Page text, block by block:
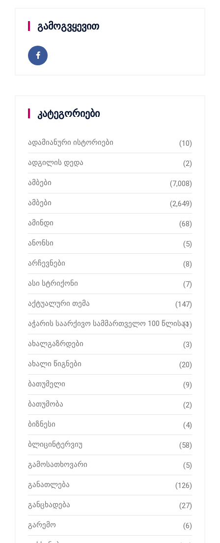
გამოგვყევით
კატეგორიები
ადამიანური ისტორიები (10)
ადგილის დედა (2)
ამბები (7,008)
ამბები (2,649)
ამინდი (68)
ანონსი (5)
არჩევნები (8)
ასი სტრიქონი (7)
აქტუალური თემა (147)
აჭარის საარქივო სამმართველო 100 წლისაა
(1)
ახალგაზრდები (3)
ახალი წიგნები (20)
ბათუმელი (9)
ბათუმობა (2)
ბიზნესი (4)
ბლიცინტერვიუ (58)
გამოსათხოვარი (5)
განათლება (126)
განცხადება (27)
გარემო (6)